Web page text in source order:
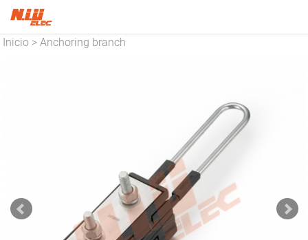
Inicio >Anchoring branch